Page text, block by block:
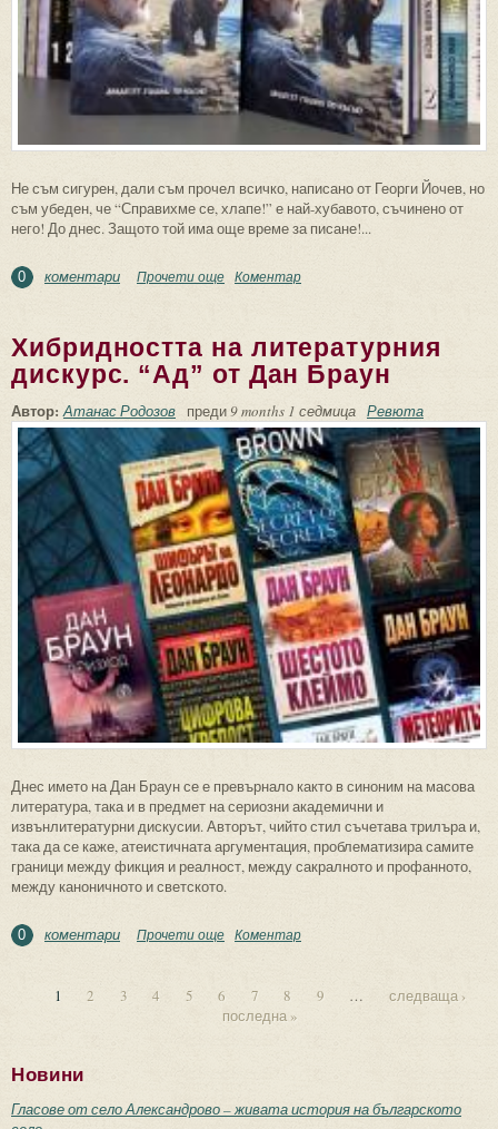
Не съм сигурен, дали съм прочел всичко, написано от Георги Йочев, но
съм убеден, че “Справихме се, хлапе!” е най-хубавото, съчинено от
него! До днес. Защото той има още време за писане!...
0 коментари Прочети още about За романа на Георги Йочев
Коментар
Хибридността на литературния
дискурс. “Ад” от Дан Браун
Автор: Атанас Родозов преди9 months 1 седмица Ревюта
Днес името на Дан Браун се е превърнало както в синоним на масова
литература, така и в предмет на сериозни академични и
извънлитературни дискусии. Авторът, чийто стил съчетава трилъра и,
така да се каже, атеистичната аргументация, проблематизира самите
граници между фикция и реалност, между сакралното и профанното,
между каноничното и светското.
0 коментари Прочети още about Хибридността на литературния
Коментар
1 2 3 4 5 6 7 8 9 …
следваща ›
последна »
Новини
Гласове от село Александрово – живата история на българското